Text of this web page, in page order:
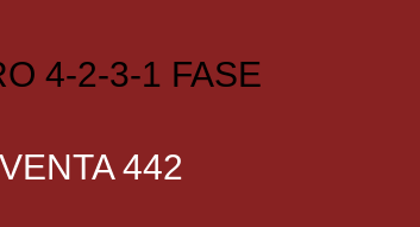
4-2-3-1 FASE
442